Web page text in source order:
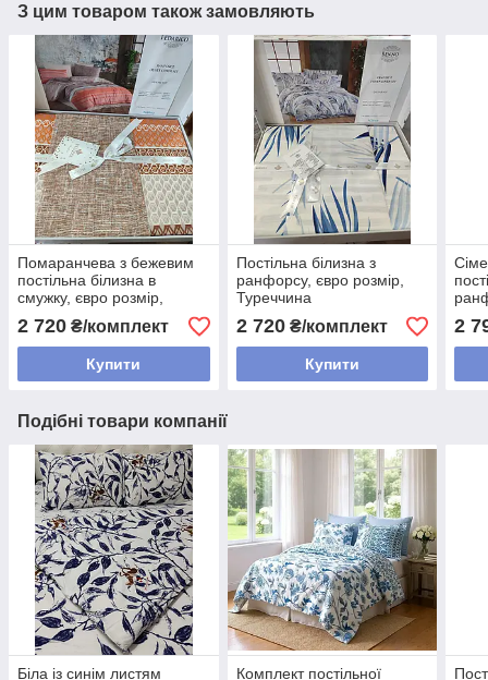
З цим товаром також замовляють
Помаранчева з бежевим
постільна білизна в
смужку, євро розмір,
Туреччина
2 720 ₴/комплект
Купити
Постільна білизна з
ранфорсу, євро розмір,
Туреччина
2 720₴/комплект
Купити
2
Подібні товари компанії
Біла із синім листям
Комплект постільної